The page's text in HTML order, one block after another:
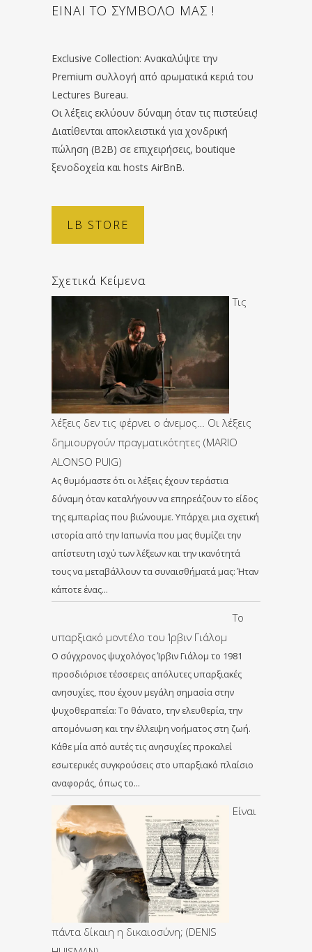
ΕΙΝΑΙ ΤΟ ΣΥΜΒΟΛΟ ΜΑΣ !
Exclusive Collection: Ανακαλύψτε την
Premium συλλογή από αρωματικά κεριά του
Lectures Bureau.
Οι λέξεις εκλύουν δύναμη όταν τις πιστεύεις!
Διατίθενται αποκλειστικά για χονδρική
πώληση (B2B) σε επιχειρήσεις, boutique
ξενοδοχεία και hosts AirBnB.
LB STORE
Σχετικά Κείμενα
Τις
λέξεις δεν τις φέρνει ο άνεμος… Οι λέξεις
δημιουργούν πραγματικότητες (ΜARIO
ALONSO PUIG)
Ας θυμόμαστε ότι οι λέξεις έχουν τεράστια
δύναμη όταν καταλήγουν να επηρεάζουν το είδος
της εμπειρίας που βιώνουμε. Υπάρχει μια σχετική
ιστορία από την Ιαπωνία που μας θυμίζει την
απίστευτη ισχύ των λέξεων και την ικανότητά
τους να μεταβάλλουν τα συναισθήματά μας: Ήταν
κάποτε ένας…
Το
υπαρξιακό μοντέλο του Ίρβιν Γιάλομ
Ο σύγχρονος ψυχολόγος Ίρβιν Γιάλομ το 1981
προσδιόρισε τέσσερεις απόλυτες υπαρξιακές
ανησυχίες, που έχουν μεγάλη σημασία στην
ψυχοθεραπεία: Το θάνατο, την ελευθερία, την
απομόνωση και την έλλειψη νοήματος στη ζωή.
Κάθε μία από αυτές τις ανησυχίες προκαλεί
εσωτερικές συγκρούσεις στο υπαρξιακό πλαίσιο
αναφοράς, όπως το…
Είναι
πάντα δίκαιη η δικαιοσύνη; (DENIS